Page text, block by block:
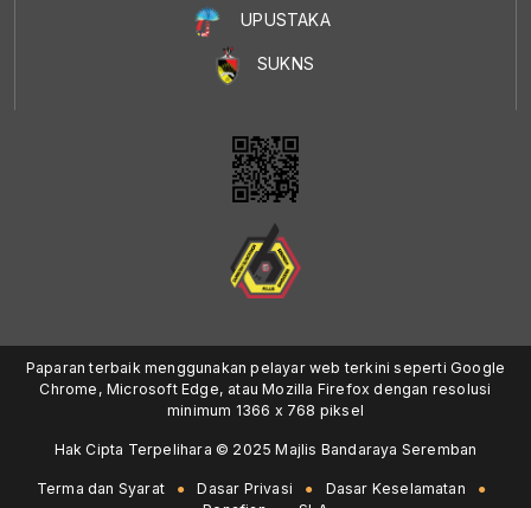
UPUSTAKA
SUKNS
Paparan terbaik menggunakan pelayar web terkini seperti Google
Chrome, Microsoft Edge, atau Mozilla Firefox dengan resolusi
minimum 1366 x 768 piksel
Hak Cipta Terpelihara © 2025 Majlis Bandaraya Seremban
Terma dan Syarat Dasar Privasi
Dasar Keselamatan